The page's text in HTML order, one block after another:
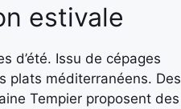
estivale
d’été. Issu de cépages
plats méditerranéens. Des
Tempier proposent des